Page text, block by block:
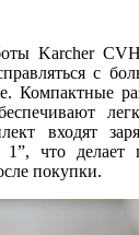
Karcher
с
Компактные
входят
1”, что делает
покупки.